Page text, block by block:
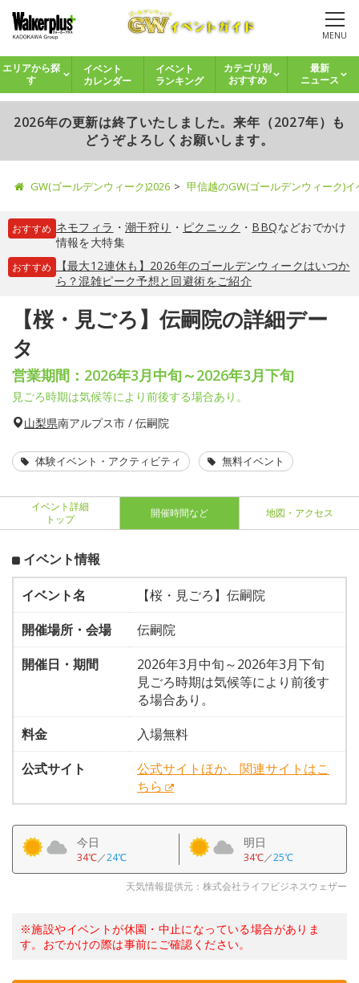
MENU
エリアから探
す
イベント
カレンダー
イベント
ランキング
カテゴリ別
おすすめ
最新
ニュース
2026年の更新は終了いたしました。来年（2027年）も
どうぞよろしくお願いします。
GW(ゴールデンウィーク)2026 甲信越のGW(ゴールデンウィーク)
おすすめ ネモフィラ ・ 潮干狩り ・ ピクニック ・ BBQなどおでかけ
情報を大特集
おすすめ
【最大12連休も】2026年のゴールデンウィークはいつか
ら？混雑ピーク予想と回避術をご紹介
【桜・見ごろ】伝嗣院の詳細デー
タ
営業期間：2026年3月中旬～2026年3月下旬
見ごろ時期は気候等により前後する場合あり。
山梨県南アルプス市 / 伝嗣院
体験イベント・アクティビティ 無料イベント
イベント詳細
トップ
開催時間など 地図・アクセス
イベント情報
イベント名
【桜・見ごろ】伝嗣院
開催場所・会場
伝嗣院
開催日・期間
2026年3月中旬～2026年3月下旬
見ごろ時期は気候等により前後す
る場合あり。
料金
入場無料
公式サイト
公式サイトほか、関連サイトはこ
ちら
今日
34℃／24℃
明日
34℃／25℃
天気情報提供元：株式会社ライフビジネスウェザー
※施設やイベントが休園・中止になっている場合がありま
す。おでかけの際は事前にご確認ください。